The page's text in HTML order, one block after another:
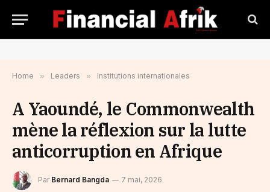
Home » Leaders » Institutions internationales
A Yaoundé, le Commonwealth
mène la réflexion sur la lutte
anticorruption en Afrique
Par Bernard Bangda 7 mai, 2026